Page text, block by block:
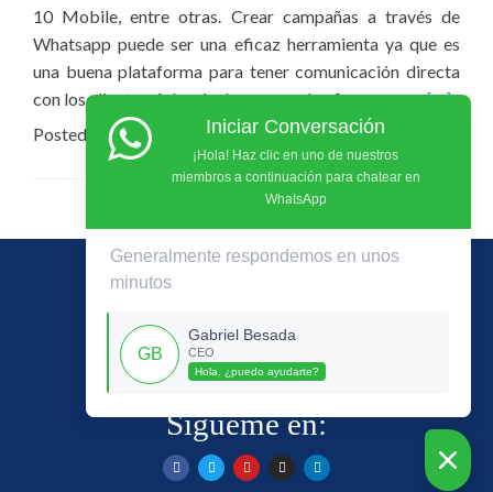
10 Mobile, entre otras. Crear campañas a través de
Whatsapp puede ser una eficaz herramienta ya que es
una buena plataforma para tener comunicación directa
con los clientes. Además de eso, puede afirmarse con[…]
Posted in Mentorías de Marketing Digital Leave a comment
gabriel.besada@gmail.com
Centro Empresarial Blue Gardens Of. 712
Barranquilla, Colombia
Sigueme en:
Iniciar Conversación
¡Hola! Haz clic en uno de nuestros
miembros a continuación para chatear en
WhatsApp
Generalmente respondemos en unos
minutos
Gabriel Besada
CEO
Hola, ¿puedo ayudarte?